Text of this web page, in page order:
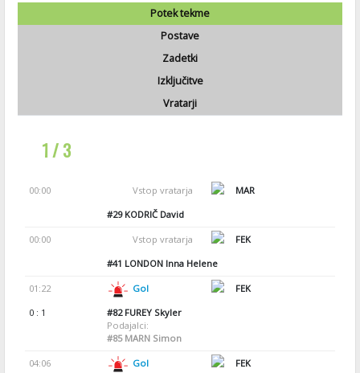
Potek tekme
Postave
Zadetki
Izključitve
Vratarji
1 / 3
00:00 Vstop vratarja
MAR
#29KODRIČ David
00:00 Vstop vratarja
FEK
#41 LONDON Inna Helene
01:22 Gol
FEK
0 : 1
#82FUREY Skyler
Podajalci:
#85MARN Simon
04:06 Gol
FEK